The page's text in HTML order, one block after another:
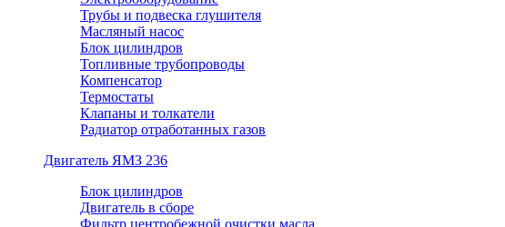
Трубы и подвеска глушителя
Масляный насос
Блок цилиндров
Топливные трубопроводы
Компенсатор
Термостаты
Клапаны и толкатели
Радиатор отработанных газов
Двигатель ЯМЗ 236
Блок цилиндров
Двигатель в сборе
Фильтр центробежной очистки масла